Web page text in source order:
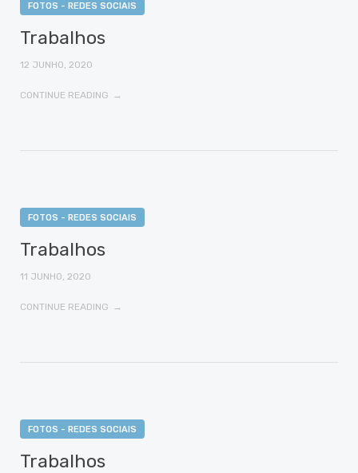
FOTOS - REDES SOCIAIS
Trabalhos
12 JUNHO, 2020
CONTINUE READING
FOTOS - REDES SOCIAIS
Trabalhos
11 JUNHO, 2020
CONTINUE READING
FOTOS - REDES SOCIAIS
Trabalhos